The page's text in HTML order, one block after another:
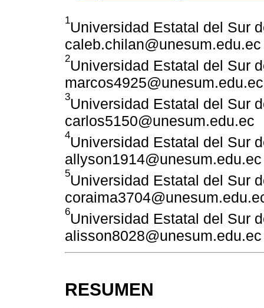
1Universidad Estatal del Sur
caleb.chilan@unesum.edu.ec
2Universidad Estatal del Sur
marcos4925@unesum.edu.ec
3Universidad Estatal del Sur
carlos5150@unesum.edu.ec
4Universidad Estatal del Sur
allyson1914@unesum.edu.ec
5Universidad Estatal del Sur
6Universidad Estatal del Sur
alisson8028@unesum.edu.ec
RESUMEN